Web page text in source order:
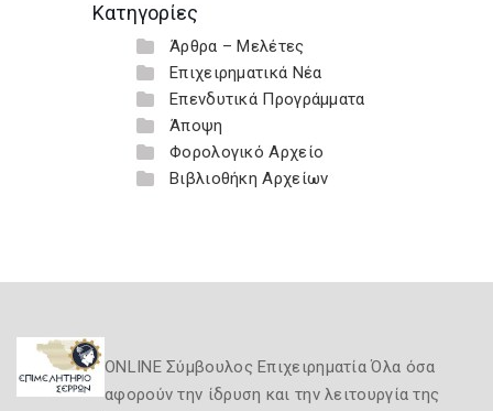
Κατηγορίες
Άρθρα – Μελέτες
Επιχειρηματικά Νέα
Επενδυτικά Προγράμματα
Άποψη
Φορολογικό Αρχείο
Βιβλιοθήκη Αρχείων
ONLINE Σύμβουλος Επιχειρηματία Όλα όσα
αφορούν την ίδρυση και την λειτουργία της